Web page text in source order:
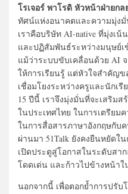
โรเจอร์ พาโรดิ หัวหน้าฝ่ายกล
ทัศน์แห่งอนาคตและความมุ่งมั่
เราคือบริษัท AI-native ที่มุ่งเ
และปฏิสัมพันธ์ระหว่างมนุษย์เ
แม้ว่าระบบขับเคลื่อนด้วย AI
ให้การเรียนรู้ แต่หัวใจสำคัญข
เชื่อมโยงระหว่างครูและนักเ
15 ปีนี้ เราจึงมุ่งมั่นที่จะเสริ
ในประเทศไทย ในการเตรียม
ในการสื่อสารภาษาอังกฤษกับ
ผ่านมา 51Talk ยังคงยืนหยัดใ
เปิดประตูสู่โอกาสในระดับสา
โดดเด่น และก้าวไปข้างหน้าใ
นอกจากนี้ เพื่อตอกย้ำการปรับ